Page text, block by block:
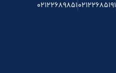
۰۲۱۲۲۶۸۵۱۹۱۰۲۱۲۲۶۸۹۸۵۱